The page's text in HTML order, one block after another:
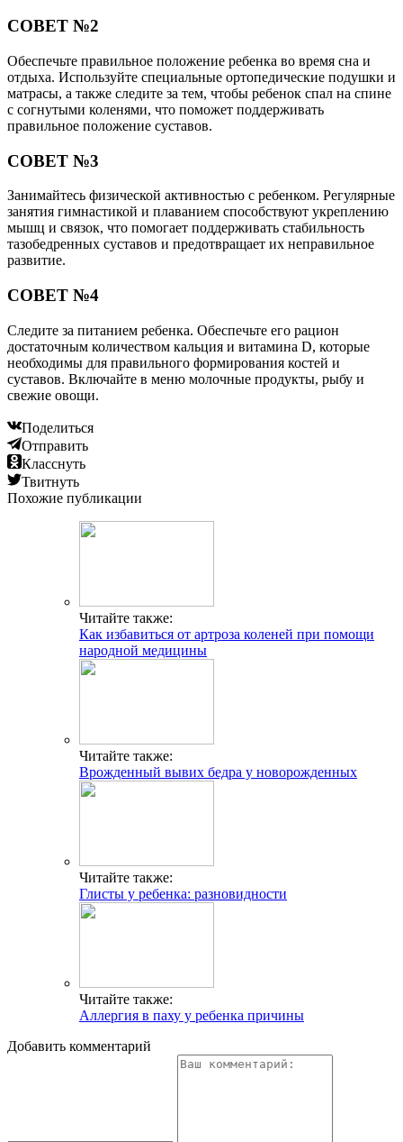
СОВЕТ №2
Обеспечьте правильное положение ребенка во время сна и
отдыха. Используйте специальные ортопедические подушки и
матрасы, а также следите за тем, чтобы ребенок спал на спине
с согнутыми коленями, что поможет поддерживать
правильное положение суставов.
СОВЕТ №3
Занимайтесь физической активностью с ребенком. Регулярные
занятия гимнастикой и плаванием способствуют укреплению
мышц и связок, что помогает поддерживать стабильность
тазобедренных суставов и предотвращает их неправильное
развитие.
СОВЕТ №4
Следите за питанием ребенка. Обеспечьте его рацион
достаточным количеством кальция и витамина D, которые
необходимы для правильного формирования костей и
суставов. Включайте в меню молочные продукты, рыбу и
свежие овощи.
Поделиться
Отправить
Класснуть
Твитнуть
Похожие публикации
Читайте также:
Как избавиться от артроза коленей при помощи
народной медицины
Читайте также:
Врожденный вывих бедра у новорожденных
Читайте также:
Глисты у ребенка: разновидности
Читайте также:
Аллергия в паху у ребенка причины
Добавить комментарий